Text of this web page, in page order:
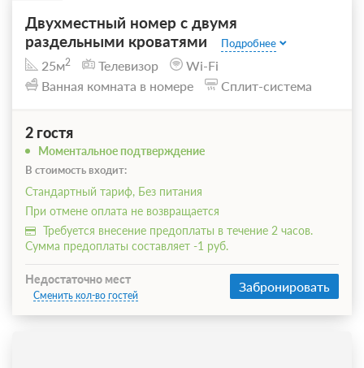
Двухместный номер с двумя
раздельными кроватями
Подробнее
25м2 Телевизор
Wi-Fi
Ванная комната в номере
Сплит-система
2 гостя
Моментальное подтверждение
В стоимость входит:
Стандартный тариф, Без питания
При отмене оплата не возвращается
Требуется внесение предоплаты в течение 2 часов.
Сумма предоплаты составляет -1 руб.
Недостаточно мест
Сменить кол-во гостей
Забронировать